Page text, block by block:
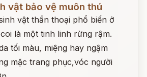
vật bảo vệ muôn thú
vật thần thoại phổ biến ở
là một tinh linh rừng rậm.
tối màu, miệng hay ngậm
mặc trang phục,vóc người